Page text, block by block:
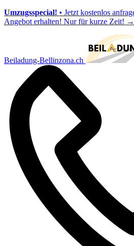
Umzugsspecial! • Jetzt kostenlos
Angebot erhalten! Nur für kurze Zeit! →
Beiladung-Bellinzona.ch